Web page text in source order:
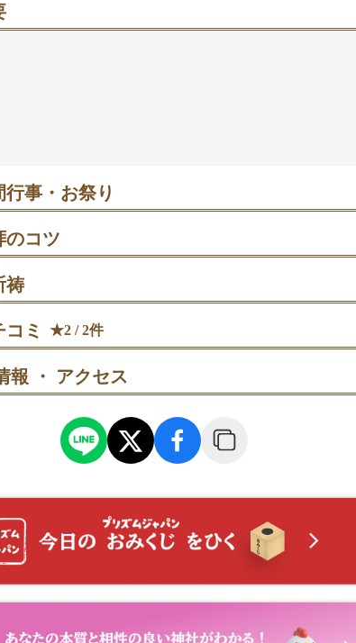
事・お祭り
更されます（当日の掲示を確認）。 ・ 4月15日 神幸祭
〜表参道を巡行。第1駐車場は祭場に、参道両脇からの見
で確認を。
のコツ
道商店街を歩き、朱塗りの大鳥居→楼門→拝殿の順で進む
進み、要石の前で一礼→深呼吸→心中で願いを伝えてから
じゃまにならない位置で三本杉を見上げて深呼吸→一礼し
り授与の順に回った後、参道の店で団子をいただく。
祷
繁盛・交通安全・合格祈願・安産など幅広い願いに対応
数祈願も可能です（内容数で初穂料が変わります）。
の祝祷。当日受付で約30分、神楽殿で執行。服装案内があ
できます。
ミ ★2 / 2件
報 ・ アクセス